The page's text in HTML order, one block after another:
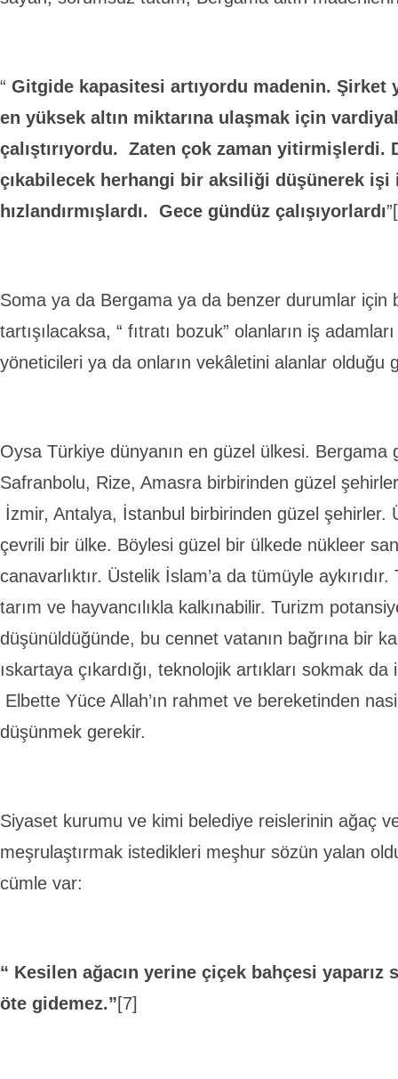
“ Gitgide kapasitesi artıyordu madenin. Şirket
en yüksek altın miktarına ulaşmak için
çalıştırıyordu. Zaten çok zaman yitirmişlerdi.
çıkabilecek herhangi bir aksiliği düşünerek işi
hızlandırmışlardı. Gece gündüz çalışıyorlardı
Soma ya da Bergama ya da benzer durumlar için
tartışılacaksa, “ fıtratı bozuk” olanların iş
yöneticileri ya da onların vekâletini alanlar olduğu
Oysa Türkiye dünyanın en güzel ülkesi. Bergama
Safranbolu, Rize, Amasra birbirinden güzel
İzmir, Antalya, İstanbul birbirinden güzel şehirler.
çevrili bir ülke. Böylesi güzel bir ülkede nükleer
canavarlıktır. Üstelik İslam’a da tümüyle
tarım ve hayvancılıkla kalkınabilir. Turizm
düşünüldüğünde, bu cennet vatanın bağrına bir
ıskartaya çıkardığı, teknolojik artıkları sokmak
Elbette Yüce Allah’ın rahmet ve bereketinden
düşünmek gerekir.
Siyaset kurumu ve kimi belediye reislerinin ağaç
meşrulaştırmak istedikleri meşhur sözün yalan
cümle var:
“ Kesilen ağacın yerine çiçek bahçesi yaparız
öte gidemez.”[7]